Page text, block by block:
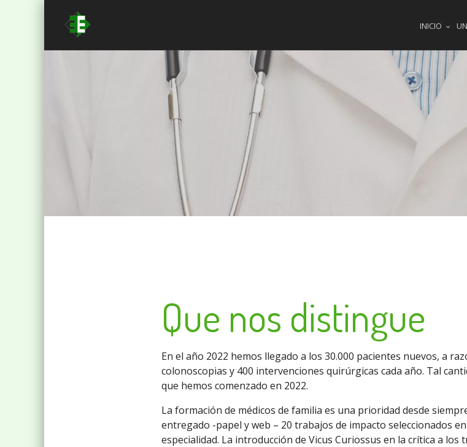
INICIO
Que nos distingue
En el año 2022 hemos llegado a los 30.000 pacientes nuevos, a
colonoscopias y 400 intervenciones quirúrgicas cada año. Tal
que hemos comenzado en 2022.
La formación de médicos de familia es una prioridad desde
entregado -papel y web – 20 trabajos de impacto seleccionados
especialidad. La introducción de Vicus Curiossus en la crítica a